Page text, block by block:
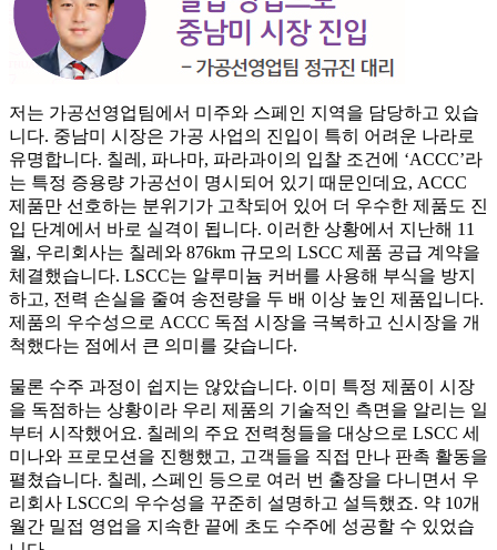
저는 가공선영업팀에서 미주와 스페인 지역을 담당하고 있습
니다. 중남미 시장은 가공 사업의 진입이 특히 어려운 나라로
유명합니다. 칠레, 파나마, 파라과이의 입찰 조건에 ‘ACCC’라
는 특정 증용량 가공선이 명시되어 있기 때문인데요, ACCC
제품만 선호하는 분위기가 고착되어 있어 더 우수한 제품도 진
입 단계에서 바로 실격이 됩니다. 이러한 상황에서 지난해 11
월, 우리회사는 칠레와 876km 규모의 LSCC 제품 공급 계약을
체결했습니다. LSCC는 알루미늄 커버를 사용해 부식을 방지
하고, 전력 손실을 줄여 송전량을 두 배 이상 높인 제품입니다.
제품의 우수성으로 ACCC 독점 시장을 극복하고 신시장을 개
척했다는 점에서 큰 의미를 갖습니다.
물론 수주 과정이 쉽지는 않았습니다. 이미 특정 제품이 시장
을 독점하는 상황이라 우리 제품의 기술적인 측면을 알리는 일
부터 시작했어요. 칠레의 주요 전력청들을 대상으로 LSCC 세
미나와 프로모션을 진행했고, 고객들을 직접 만나 판촉 활동을
펼쳤습니다. 칠레, 스페인 등으로 여러 번 출장을 다니면서 우
리회사 LSCC의 우수성을 꾸준히 설명하고 설득했죠. 약 10개
월간 밀접 영업을 지속한 끝에 초도 수주에 성공할 수 있었습